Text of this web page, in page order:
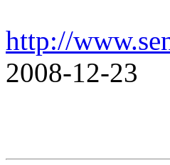
http://
2008-12-23